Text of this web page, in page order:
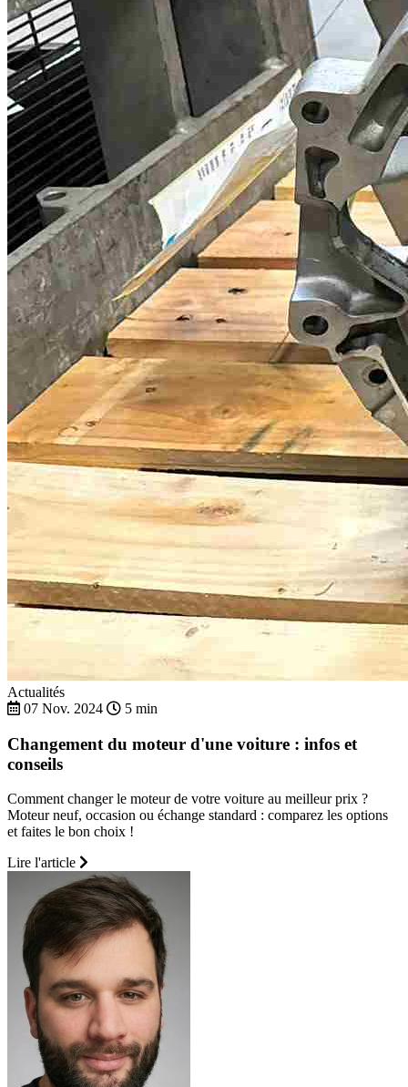
Actualités
07 Nov. 2024
5 min
Changement du moteur d'une voiture : infos et
conseils
Comment changer le moteur de votre voiture au meilleur prix ?
Moteur neuf, occasion ou échange standard : comparez les options
et faites le bon choix !
Lire l'article